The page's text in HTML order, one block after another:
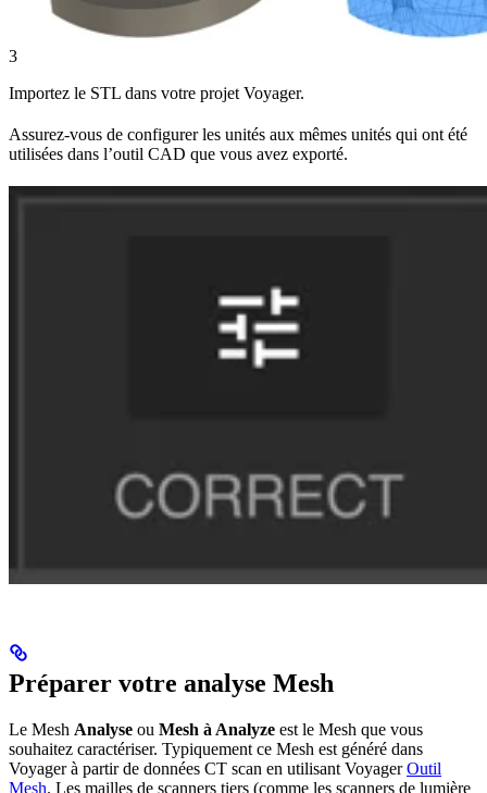
3
Importez le STL dans votre projet Voyager.
Assurez-vous de configurer les unités aux mêmes unités qui ont été
utilisées dans l’outil CAD que vous avez exporté.
Préparer votre analyse Mesh
Le Mesh Analyse ou Mesh à Analyze est le Mesh que vous
souhaitez caractériser. Typiquement ce Mesh est généré dans
Voyager à partir de données CT scan en utilisant VoyagerOutil
Mesh. Les mailles de scanners tiers (comme les scanners de lumière